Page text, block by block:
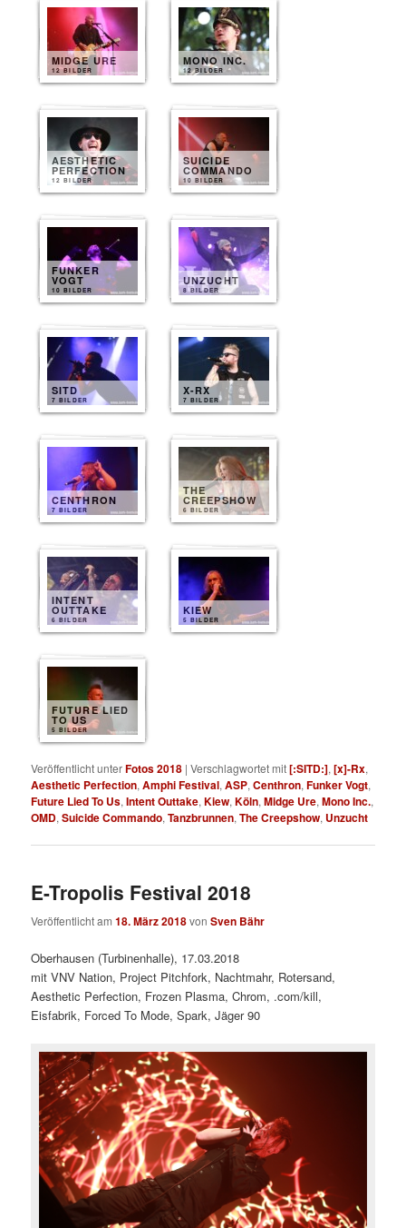
MIDGE URE
12 BILDER
MONO INC.
12 BILDER
AESTHETIC
PERFECTION
12 BILDER
SUICIDE
COMMANDO
10 BILDER
FUNKER
VOGT
10 BILDER
UNZUCHT
8 BILDER
SITD
7 BILDER
X-RX
7 BILDER
CENTHRON
7 BILDER
THE
CREEPSHOW
6 BILDER
INTENT
OUTTAKE
6 BILDER
KIEW
5 BILDER
FUTURE LIED
TO US
5 BILDER
Veröffentlicht unterFotos 2018 |Verschlagwortet mit[:SITD:],[x]-Rx,
Aesthetic Perfection,Amphi Festival,ASP,Centhron,Funker Vogt,
Future Lied To Us,Intent Outtake,Kiew,Köln,Midge Ure,Mono Inc.,
OMD,Suicide Commando,Tanzbrunnen,The Creepshow, Unzucht
E-Tropolis Festival 2018
Veröffentlicht am18. März 2018vonSven Bähr
Oberhausen (Turbinenhalle), 17.03.2018
mit VNV Nation, Project Pitchfork, Nachtmahr, Rotersand,
Aesthetic Perfection, Frozen Plasma, Chrom, .com/kill,
Eisfabrik, Forced To Mode, Spark, Jäger 90